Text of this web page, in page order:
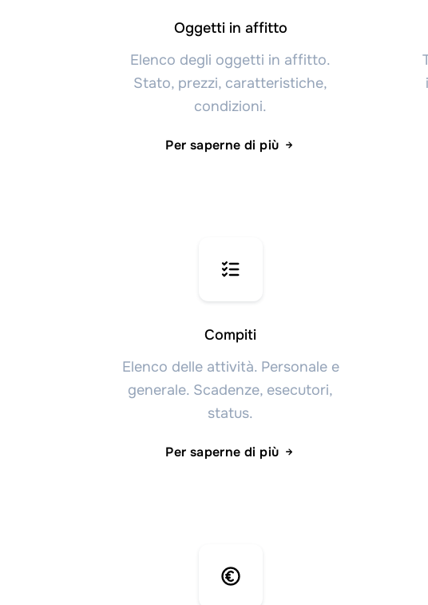
Oggetti in affitto
Elenco degli oggetti in affitto.
Stato, prezzi, caratteristiche,
condizioni.
Per saperne di più
Compiti
Elenco delle attività. Personale e
generale. Scadenze, esecutori,
status.
Per saperne di più